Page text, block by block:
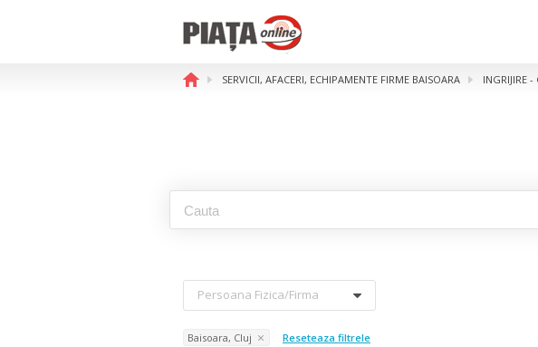
SERVICII, AFACERI, ECHIPAMENTE FIRME BAISOARA INGRIJIRE
Persoana Fizica/firma
Baisoara, Cluj Reseteaza filtrele